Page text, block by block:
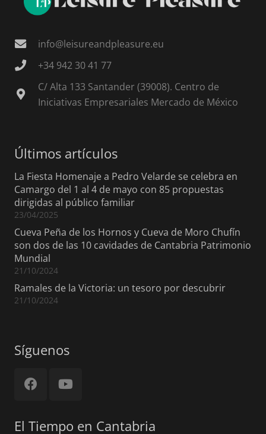
info@leisureandpleasure.eu
+34 942 30 41 77
C/ Alta 133 Santander (39008). Centro de
Iniciativas Empresariales Mercado de México
Últimos artículos
La Fiesta Homenaje a Pedro Velarde se celebra en
Camargo del 1 al 4 de mayo con 85 propuestas
dirigidas al público familiar
23/04/2025
Cueva Peña de los Hornos y Cueva de Moro Chufín
son dos de las 10 cavidades de Cantabria Patrimonio
Mundial
21/10/2024
Ramales de la Victoria: un tesoro por descubrir
21/10/2024
Síguenos
El Tiempo en Cantabria